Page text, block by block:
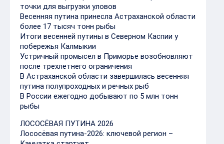
точки для выгрузки уловов
Весенняя путина принесла Астраханской области
более 17 тысяч тонн рыбы
Итоги весенней путины в Северном Каспии у
побережья Калмыкии
Устричный промысел в Приморье возобновляют
после трехлетнего ограничения
В Астраханской области завершилась весенняя
путина полупроходных и речных рыб
В России ежегодно добывают по 5 млн тонн
рыбы
ЛОСОСЁВАЯ ПУТИНА 2026
Лососёвая путина-2026: ключевой регион –